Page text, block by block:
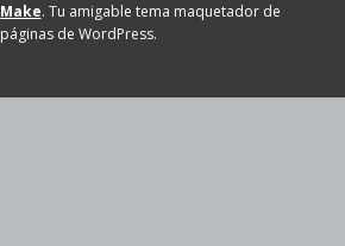
Make. Tu amigable tema maquetador de
páginas de WordPress.